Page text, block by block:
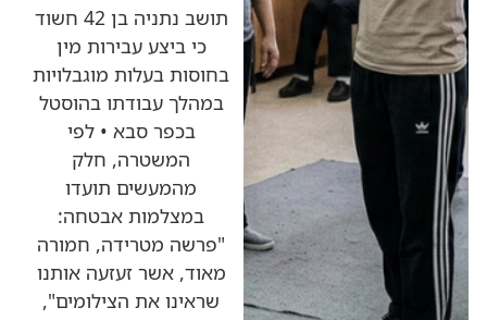
תושב נתניה בן 42 חשוד
כי ביצע עבירות מין
בחוסות בעלות מוגבלויות
במהלך עבודתו בהוסטל
בכפר סבא • לפי
המשטרה, חלק
מהמעשים תועדו
במצלמות אבטחה:
"פרשה מטרידה, חמורה
מאוד, אשר זעזעה אותנו
שראינו את הצילומים",